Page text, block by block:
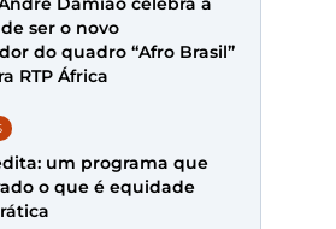
ser o novo
do quadro “Afro Brasil”
RTP África
um programa que
o que é equidade